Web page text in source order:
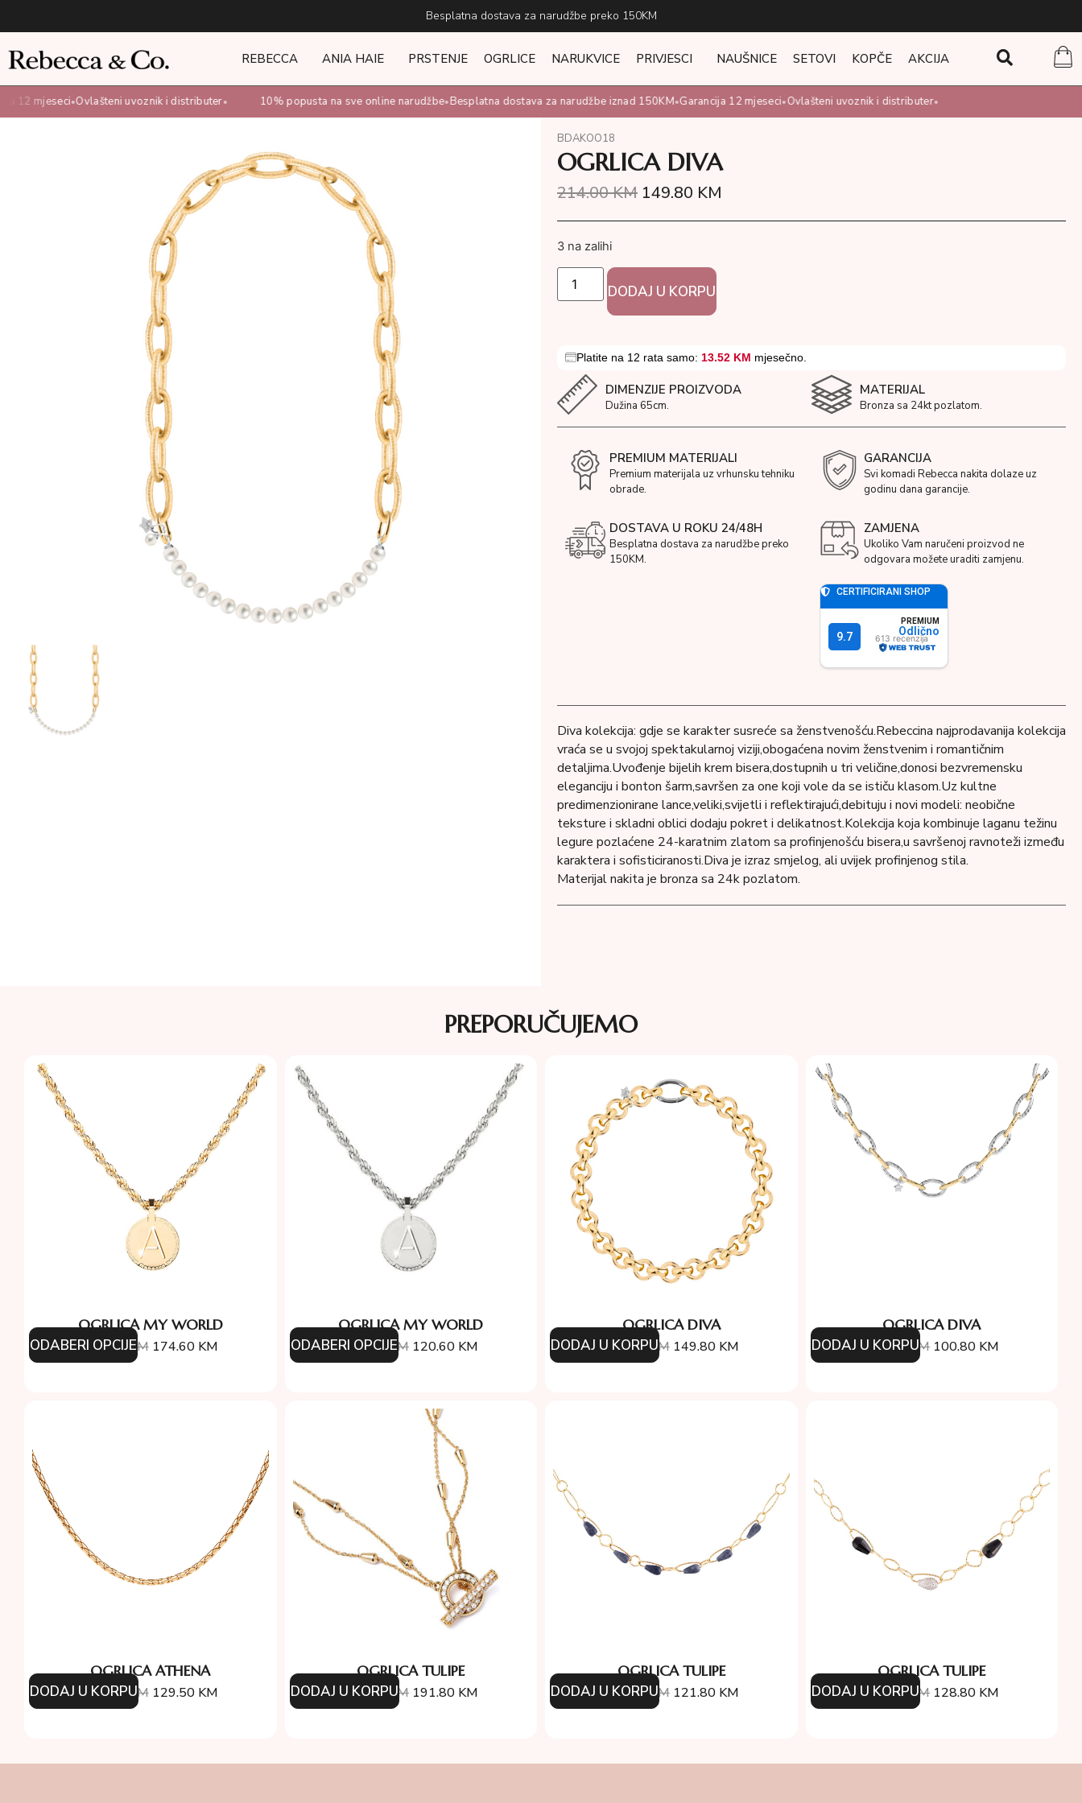
Besplatna dostava za narudžbe preko 150KM
REBECCA ANIA HAIE PRSTENJE OGRLICE NARUKVICE PRIVJESCI NAUŠNICE SETOVI KOPČE AKCIJA
12 mjeseci•Ovlašteni uvoznik i distributer• 10% popusta na sve online narudžbe•Besplatna dostava za narudžbe iznad 150KM•Garancija 12 mjeseci•Ovlašteni uvoznik i distributer•
BDAKOO18
OGRLICA DIVA
214.00KM 149.80 KM
3 na zalihi
DODAJ U KORPU
Platite na 12 rata samo: 13.52 KM mjesečno.
DIMENZIJE PROIZVODA
Dužina 65cm.
MATERIJAL
Bronza sa 24kt pozlatom.
PREMIUM MATERIJALI
Premium materijala uz vrhunsku tehniku
obrade.
GARANCIJA
Svi komadi Rebecca nakita dolaze uz
godinu dana garancije.
DOSTAVA U ROKU 24/48H
Besplatna dostava za narudžbe preko
150KM.
ZAMJENA
Ukoliko Vam naručeni proizvod ne
odgovara možete uraditi zamjenu.
Diva kolekcija: gdje se karakter susreće sa ženstvenošću.Rebeccina najprodavanija kolekcija
vraća se u svojoj spektakularnoj viziji,obogaćena novim ženstvenim i romantičnim
detaljima.Uvođenje bijelih krem ​​bisera,dostupnih u tri veličine,donosi bezvremensku
eleganciju i bonton šarm,savršen za one koji vole da se ističu klasom.Uz kultne
predimenzionirane lance,veliki,svijetli i reflektirajući,debituju i novi modeli: neobične
teksture i skladni oblici dodaju pokret i delikatnost.Kolekcija koja kombinuje laganu težinu
legure pozlaćene 24-karatnim zlatom sa profinjenošću bisera,u savršenoj ravnoteži između
karaktera i sofisticiranosti.Diva je izraz smjelog, ali uvijek profinjenog stila.
Materijal nakita je bronza sa 24k pozlatom.
PREPORUČUJEMO
OGRLICA MY WORLD
194.00KM 174.60 KM
ODABERI OPCIJE
OGRLICA MY WORLD
134.00KM 120.60 KM
ODABERI OPCIJE
OGRLICA DIVA
214.00KM 149.80 KM
DODAJ U KORPU
OGRLICA DIVA
144.00KM 100.80 KM
DODAJ U KORPU
OGRLICA ATHENA
185.00KM 129.50 KM
DODAJ U KORPU
OGRLICA TULIPE
274.00KM 191.80 KM
DODAJ U KORPU
OGRLICA TULIPE
174.00KM 121.80 KM
DODAJ U KORPU
OGRLICA TULIPE
184.00KM 128.80 KM
DODAJ U KORPU